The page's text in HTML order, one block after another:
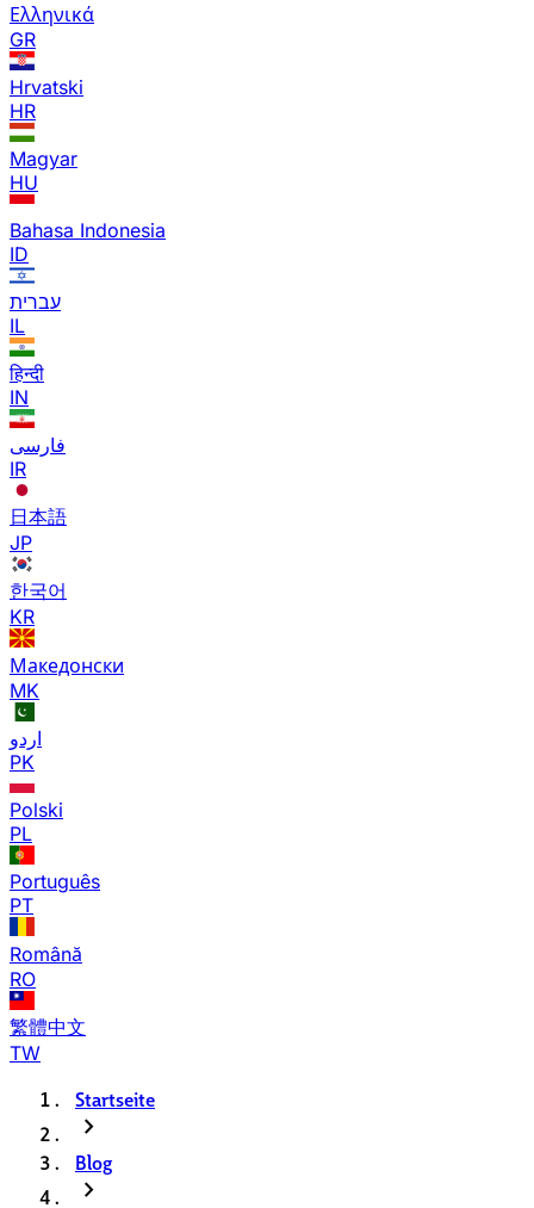
Ελληνικά
GR
Hrvatski
HR
Magyar
HU
Bahasa Indonesia
ID
עברית
IL
हिन्दी
IN
فارسی
IR
日本語
JP
한국어
KR
Македонски
MK
اردو
PK
Polski
PL
Português
PT
Română
RO
繁體中文
TW
Startseite
chevron_right
Blog
chevron_right